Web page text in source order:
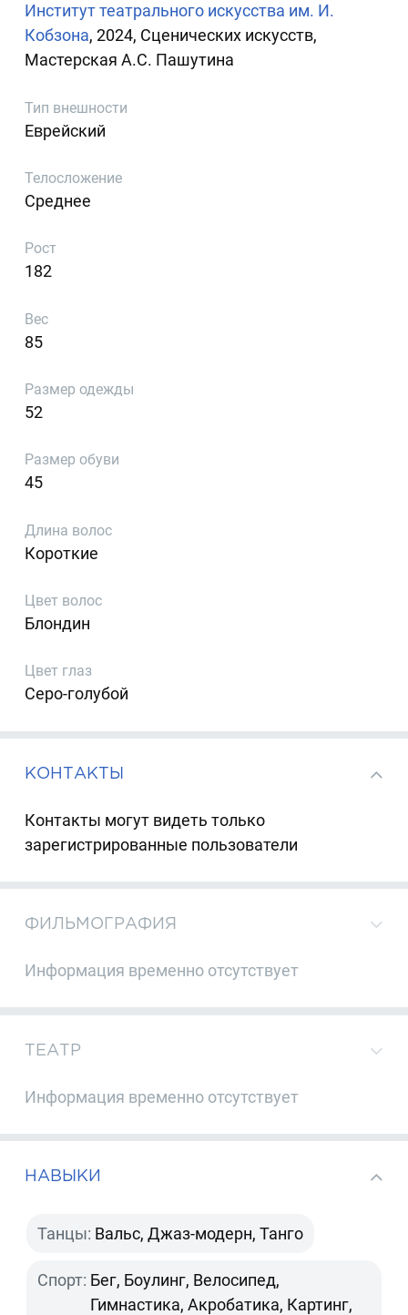
Институт театрального искусства им. И.
Кобзона, 2024, Сценических искусств,
Мастерская А.С. Пашутина
Тип внешности
Еврейский
Телосложение
Среднее
Рост
182
Вес
85
Размер одежды
52
Размер обуви
45
Длина волос
Короткие
Цвет волос
Блондин
Цвет глаз
Серо-голубой
КОНТАКТЫ
Контакты могут видеть только
зарегистрированные пользователи
ФИЛЬМОГРАФИЯ
Информация временно отсутствует
ТЕАТР
Информация временно отсутствует
НАВЫКИ
Танцы: Вальс, Джаз-модерн, Танго
Спорт: Бег, Боулинг, Велосипед,
Гимнастика, Акробатика, Картинг,